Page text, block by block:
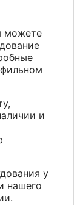
можете
и
у
нашего